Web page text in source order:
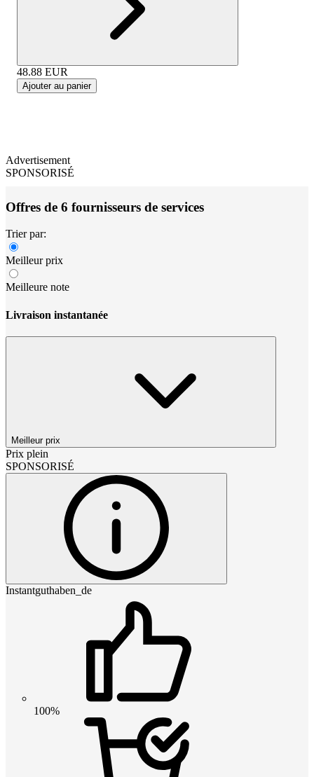
48.88 EUR
Ajouter au panier
Advertisement
SPONSORISÉ
Offres de 6 fournisseurs de services
Trier par:
Meilleur prix
Meilleure note
Livraison instantanée
Meilleur prix
Prix plein
SPONSORISÉ
Instantguthaben_de
100%